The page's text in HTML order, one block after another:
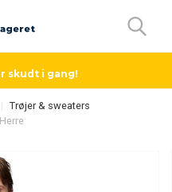
skudt i gang!
Trøjer & sweaters